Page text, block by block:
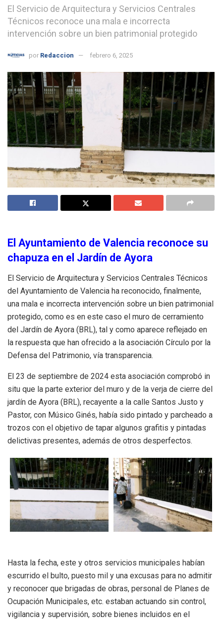
El Servicio de Arquitectura y Servicios Centrales
Técnicos reconoce una mala e incorrecta
intervención sobre un bien patrimonial protegido
por Redaccion febrero 6, 2025
El Ayuntamiento de Valencia reconoce su
chapuza en el Jardín de Ayora
El Servicio de Arquitectura y Servicios Centrales Técnicos
del Ayuntamiento de Valencia ha reconocido, finalmente,
una mala e incorrecta intervención sobre un bien patrimonial
protegido, como es en este caso el muro de cerramiento
del Jardín de Ayora (BRL), tal y como aparece reflejado en
la respuesta que han ofrecido a la asociación Círculo por la
Defensa del Patrimonio, vía transparencia.
El 23 de septiembre de 2024 esta asociación comprobó in
situ que la parte exterior del muro y de la verja de cierre del
jardín de Ayora (BRL), recayente a la calle Santos Justo y
Pastor, con Músico Ginés, había sido pintado y parcheado a
trozos con el objetivo de tapar algunos grafitis y pintadas
delictivas presentes, además de otros desperfectos.
Hasta la fecha, este y otros servicios municipales habían
escurrido el bulto, puesto mil y una excusas para no admitir
y reconocer que brigadas de obras, personal de Planes de
Ocupación Municipales, etc. estaban actuando sin control,
vigilancia y supervisión, sobre bienes incluidos en el